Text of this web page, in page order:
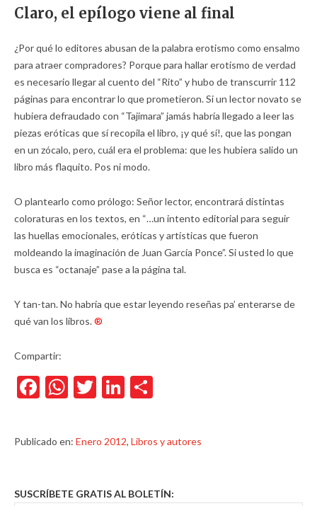
Claro, el epílogo viene al final
¿Por qué lo editores abusan de la palabra erotismo como ensalmo
para atraer compradores? Porque para hallar erotismo de verdad
es necesario llegar al cuento del “Rito” y hubo de transcurrir 112
páginas para encontrar lo que prometieron. Si un lector novato se
hubiera defraudado con “Tajimara” jamás habría llegado a leer las
piezas eróticas que sí recopila el libro, ¡y qué sí!, que las pongan
en un zócalo, pero, cuál era el problema: que les hubiera salido un
libro más flaquito. Pos ni modo.
O plantearlo como prólogo: Señor lector, encontrará distintas
coloraturas en los textos, en “…un intento editorial para seguir
las huellas emocionales, eróticas y artísticas que fueron
moldeando la imaginación de Juan García Ponce”. Si usted lo que
busca es “octanaje” pase a la página tal.
Y tan-tan. No habría que estar leyendo reseñas pa’ enterarse de
qué van los libros.®
Compartir:
Facebook
WhatsApp
TwitterLinkedIn
Publicado en: Enero 2012, Libros y autores
SUSCRÍBETE GRATIS AL BOLETÍN: